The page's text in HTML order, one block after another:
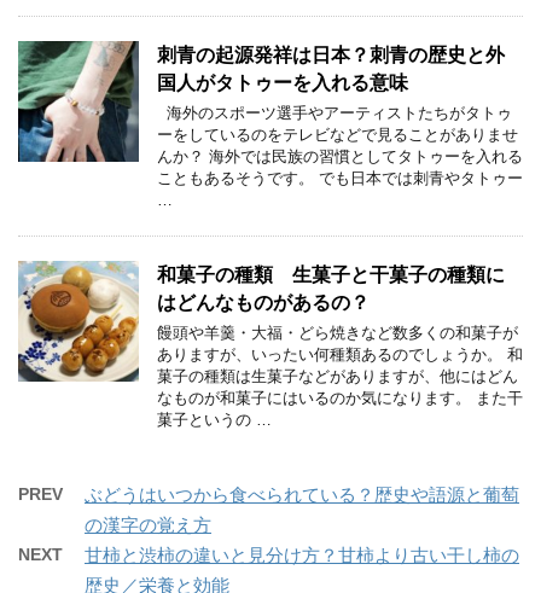
刺青の起源発祥は日本？刺青の歴史と外
国人がタトゥーを入れる意味
海外のスポーツ選手やアーティストたちがタトゥ
ーをしているのをテレビなどで見ることがありませ
んか？ 海外では民族の習慣としてタトゥーを入れる
こともあるそうです。 でも日本では刺青やタトゥー
…
和菓子の種類 生菓子と干菓子の種類に
はどんなものがあるの？
饅頭や羊羹・大福・どら焼きなど数多くの和菓子が
ありますが、いったい何種類あるのでしょうか。 和
菓子の種類は生菓子などがありますが、他にはどん
なものが和菓子にはいるのか気になります。 また干
菓子というの …
PREV
ぶどうはいつから食べられている？歴史や語源と葡萄
の漢字の覚え方
NEXT
甘柿と渋柿の違いと見分け方？甘柿より古い干し柿の
歴史／栄養と効能